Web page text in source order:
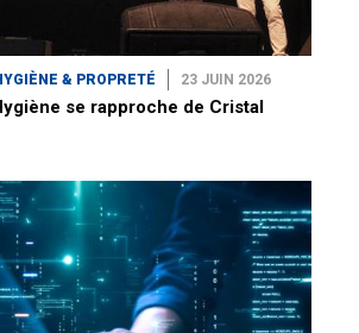
& PROPRETÉ 23 JUIN 2026
se rapproche de Cristal